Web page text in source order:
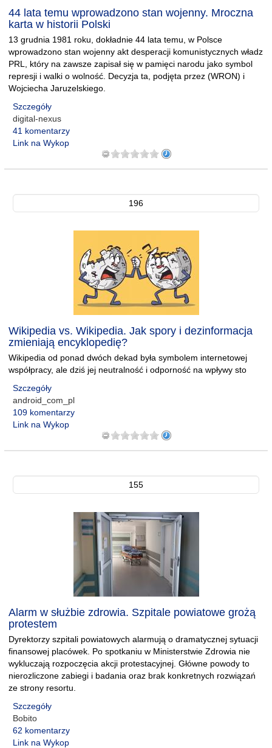
44 lata temu wprowadzono stan wojenny. Mroczna
karta w historii Polski
13 grudnia 1981 roku, dokładnie 44 lata temu, w Polsce
wprowadzono stan wojenny akt desperacji komunistycznych władz
PRL, który na zawsze zapisał się w pamięci narodu jako symbol
represji i walki o wolność. Decyzja ta, podjęta przez (WRON) i
Wojciecha Jaruzelskiego.
Szczegóły
digital-nexus
41 komentarzy
Link na Wykop
196
Wikipedia vs. Wikipedia. Jak spory i dezinformacja
zmieniają encyklopedię?
Wikipedia od ponad dwóch dekad była symbolem internetowej
współpracy, ale dziś jej neutralność i odporność na wpływy sto
Szczegóły
android_com_pl
109 komentarzy
Link na Wykop
155
Alarm w służbie zdrowia. Szpitale powiatowe grożą
protestem
Dyrektorzy szpitali powiatowych alarmują o dramatycznej sytuacji
finansowej placówek. Po spotkaniu w Ministerstwie Zdrowia nie
wykluczają rozpoczęcia akcji protestacyjnej. Główne powody to
nierozliczone zabiegi i badania oraz brak konkretnych rozwiązań
ze strony resortu.
Szczegóły
Bobito
62 komentarzy
Link na Wykop